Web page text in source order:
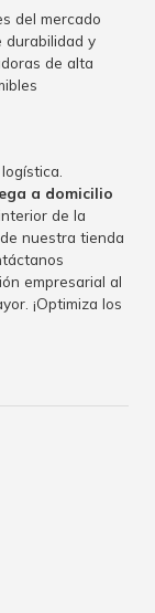
del mercado
durabilidad y
de alta
a domicilio
de la
nuestra tienda
empresarial al
¡Optimiza los